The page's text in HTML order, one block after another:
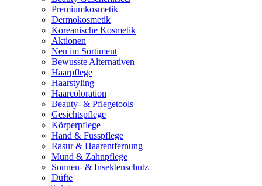
Premiumkosmetik
Dermokosmetik
Koreanische Kosmetik
Aktionen
Neu im Sortiment
Bewusste Alternativen
Haarpflege
Haarstyling
Haarcoloration
Beauty- & Pflegetools
Gesichtspflege
Körperpflege
Hand & Fusspflege
Rasur & Haarentfernung
Mund & Zahnpflege
Sonnen- & Insektenschutz
Düfte